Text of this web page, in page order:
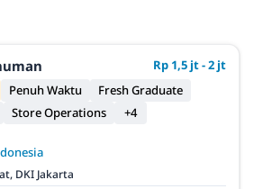
Rp 1,5 jt - 2 jt
Penuh Waktu
Fresh Graduate
Store Operations +4
DKI Jakarta